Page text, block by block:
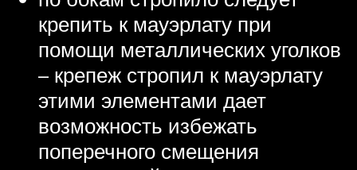
крепить к мауэрлату при
помощи металлических уголков
– крепеж стропил к мауэрлату
этими элементами дает
возможность избежать
поперечного смещения